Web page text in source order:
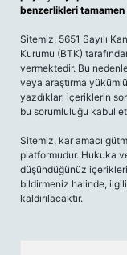
benzerlikleri
Sitemiz, 5651 Sayılı
Kurumu (BTK)
vermektedir. Bu
veya araştırma
yazdıkları içeriklerin
bu sorumluluğu kabul
Sitemiz, kar amacı
platformudur. Hukuka
düşündüğünüz
bildirmeniz halinde,
kaldırılacaktır.